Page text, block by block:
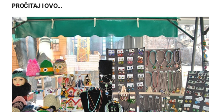
PROČITAJ I OVO...